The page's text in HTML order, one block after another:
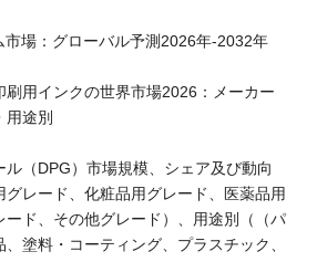
市場：グローバル予測2026年-2032年
刷用インクの世界市場2026：メーカー
用途別
ル（DPG）市場規模、シェア及び動向
レード、化粧品用グレード、医薬品用
ード、その他グレード）、用途別（（パ
塗料・コーティング、プラスチック、